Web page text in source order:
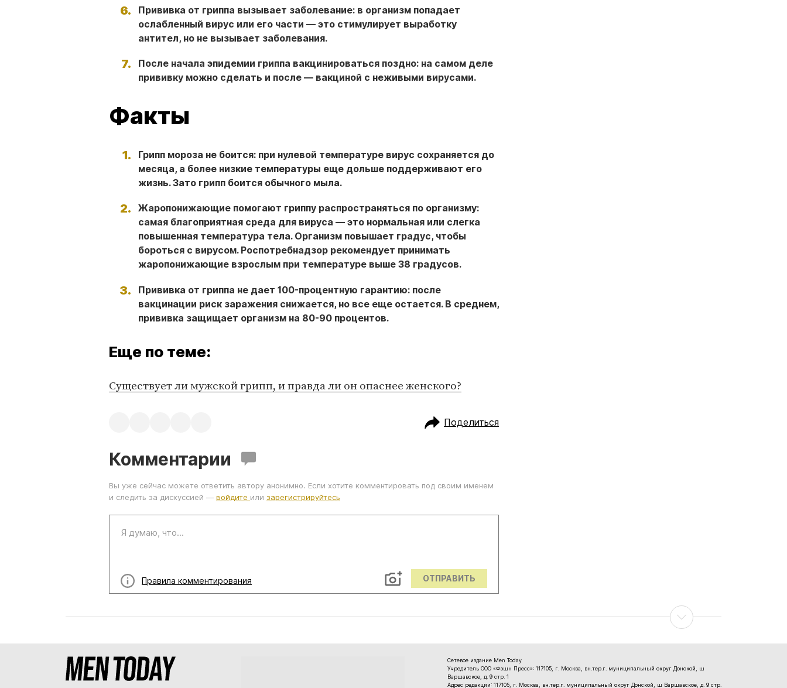
Прививка от гриппа вызывает заболевание: в организм попадает
ослабленный вирус или его части — это стимулирует выработку
антител, но не вызывает заболевания.
После начала эпидемии гриппа вакцинироваться поздно: на самом деле
прививку можно сделать и после — вакциной с неживыми вирусами.
Факты
Грипп мороза не боится: при нулевой температуре вирус сохраняется до
месяца, а более низкие температуры еще дольше поддерживают его
жизнь. Зато грипп боится обычного мыла.
Жаропонижающие помогают гриппу распространяться по организму:
самая благоприятная среда для вируса — это нормальная или слегка
повышенная температура тела. Организм повышает градус, чтобы
бороться с вирусом. Роспотребнадзор рекомендует принимать
жаропонижающие взрослым при температуре выше 38 градусов.
Прививка от гриппа не дает 100-процентную гарантию: после
вакцинации риск заражения снижается, но все еще остается. В среднем,
прививка защищает организм на 80-90 процентов.
Еще по теме:
Существует ли мужской грипп, и правда ли он опаснее женского?
Поделиться
Комментарии
Вы уже сейчас можете ответить автору анонимно. Если хотите комментировать под своим именем
и следить за дискуссией — войдите или зарегистрируйтесь
Правила комментирования ОТПРАВИТЬ
Сетевое издание Men Today
Учредитель ООО «Фэшн Пресс»: 117105, г. Москва, вн.тер.г. муниципальный округ Донской, ш
Варшавское, д. 9 стр. 1
Адрес редакции: 117105, г. Москва, вн.тер.г. муниципальный округ Донской, ш Варшавское, д. 9 стр.